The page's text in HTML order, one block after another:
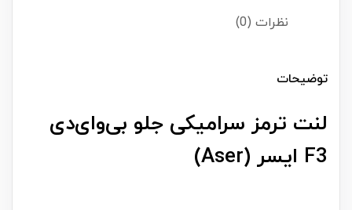
نظرات (0)
توضیحات
لنت ترمز سرامیکی جلو بی‌وای‌دی
F3 ایسر (Aser)